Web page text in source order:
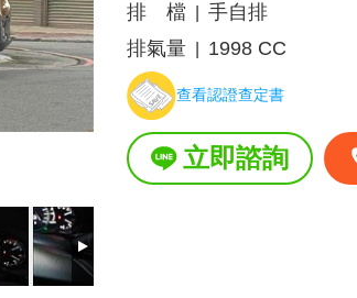
排 檔
手自排
排氣量
1998 CC
查看認證查定書
立即諮詢